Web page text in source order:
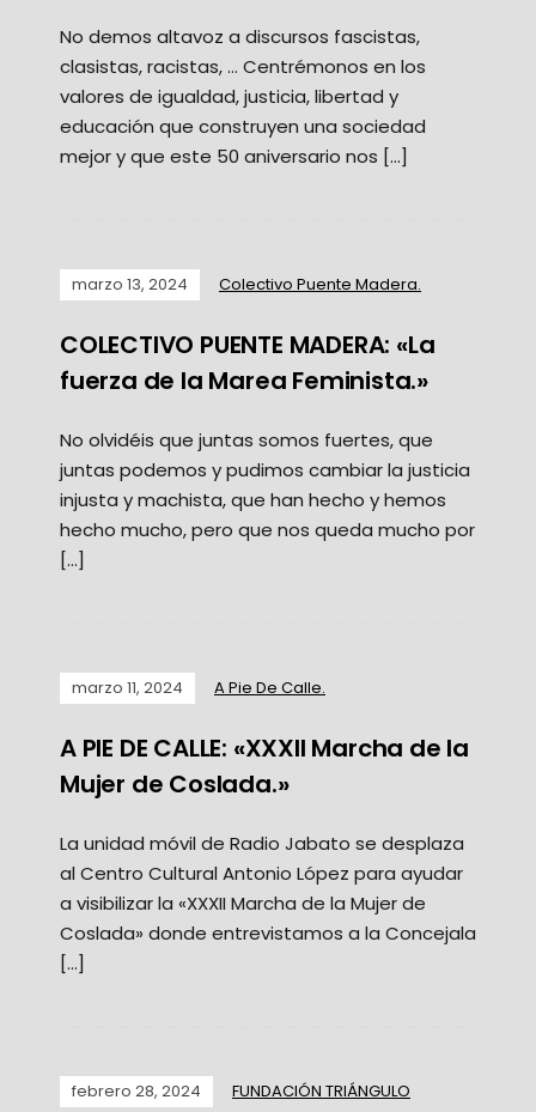
No demos altavoz a discursos fascistas,
clasistas, racistas, … Centrémonos en los
valores de igualdad, justicia, libertad y
educación que construyen una sociedad
mejor y que este 50 aniversario nos […]
marzo 13, 2024 Colectivo Puente Madera.
COLECTIVO PUENTE MADERA: «La
fuerza de la Marea Feminista.»
No olvidéis que juntas somos fuertes, que
juntas podemos y pudimos cambiar la justicia
injusta y machista, que han hecho y hemos
hecho mucho, pero que nos queda mucho por
[…]
marzo 11, 2024 A Pie De Calle.
A PIE DE CALLE: «XXXII Marcha de la
Mujer de Coslada.»
La unidad móvil de Radio Jabato se desplaza
al Centro Cultural Antonio López para ayudar
a visibilizar la «XXXII Marcha de la Mujer de
Coslada» donde entrevistamos a la Concejala
[…]
febrero 28, 2024
FUNDACIÓN TRIÁNGULO